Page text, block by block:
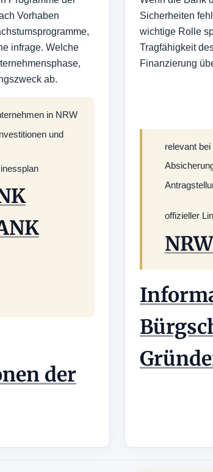
Vorhaben
infrage. Welche
ab.
in NRW
und
der
Sicherheiten
wichtige Rolle
Tragfähigkeit
Finanzierung
relevant
offizieller